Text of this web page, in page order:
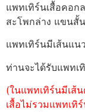
แพทเทิร์นเสื้อคอก
สะโพกล่าง แขนสั้
แพทเทิร์นมีเส้นแน
ท่านจะได้รับแพทเ
(ในแพทเทิร์นมีเส้
เสื้อไม่รวมแพทเทิ